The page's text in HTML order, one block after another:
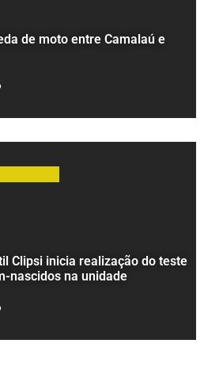
de moto entre Camalaú e
Clipsi inicia realização do teste
nascidos na unidade